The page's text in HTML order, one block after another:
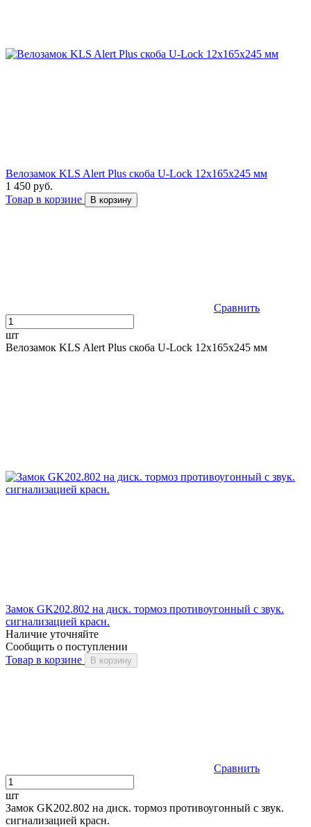
Велозамок KLS Alert Plus скоба U-Lock 12x165x245 мм
1 450 руб.
Товар в корзине
В корзину
Сравнить
шт
Велозамок KLS Alert Plus скоба U-Lock 12x165x245 мм
Замок GK202.802 на диск. тормоз противоугонный c звук.
сигнализацией красн.
Наличие уточняйте
Сообщить о поступлении
Товар в корзине
В корзину
Сравнить
шт
Замок GK202.802 на диск. тормоз противоугонный c звук.
сигнализацией красн.